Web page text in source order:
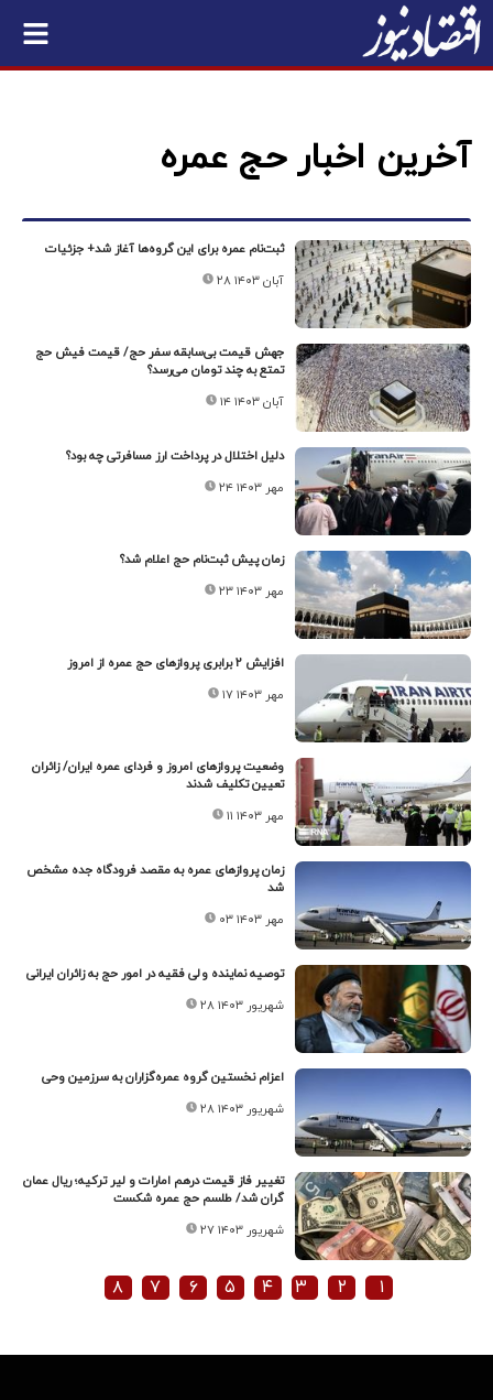
آخرین اخبار حج عمره
ثبت‌نام‌ عمره برای این گروه‌ها آغاز شد+ جزئیات
۲۸ آبان ۱۴۰۳
جهش قیمت بی‌سابقه سفر حج/ قیمت فیش حج
تمتع به چند تومان می‌رسد؟
۱۴ آبان ۱۴۰۳
دلیل اختلال در پرداخت ارز مسافرتی چه بود؟
۲۴ مهر ۱۴۰۳
زمان پیش ثبت‌نام حج اعلام شد؟
۲۳ مهر ۱۴۰۳
افزایش ۲ برابری پروازهای حج عمره از امروز
۱۷ مهر ۱۴۰۳
وضعیت پروازهای امروز و فردای عمره ایران/ زائران
تعیین تکلیف شدند
۱۱ مهر ۱۴۰۳
زمان پروازهای عمره به مقصد فرودگاه جده مشخص
شد
۰۳ مهر ۱۴۰۳
توصیه نماینده ولی فقیه در امور حج به زائران ایرانی
۲۸ شهریور ۱۴۰۳
اعزام نخستین گروه عمره‌گزاران به سرزمین وحی
۲۸ شهریور ۱۴۰۳
تغییر فاز قیمت درهم امارات و لیر ترکیه؛ ریال عمان
گران شد/ طلسم حج عمره شکست
۲۷ شهریور ۱۴۰۳
۱ ۲ ۳ ۴ ۵ ۶ ۷ ۸